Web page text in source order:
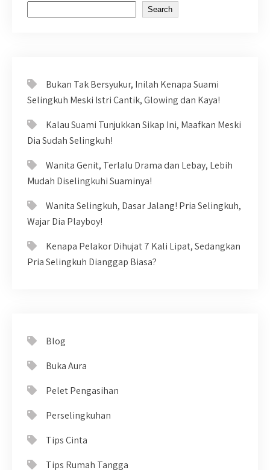
Search
Bukan Tak Bersyukur, Inilah Kenapa Suami
Selingkuh Meski Istri Cantik, Glowing dan Kaya!
Kalau Suami Tunjukkan Sikap Ini, Maafkan Meski
Dia Sudah Selingkuh!
Wanita Genit, Terlalu Drama dan Lebay, Lebih
Mudah Diselingkuhi Suaminya!
Wanita Selingkuh, Dasar Jalang! Pria Selingkuh,
Wajar Dia Playboy!
Kenapa Pelakor Dihujat 7 Kali Lipat, Sedangkan
Pria Selingkuh Dianggap Biasa?
Blog
Buka Aura
Pelet Pengasihan
Perselingkuhan
Tips Cinta
Tips Rumah Tangga